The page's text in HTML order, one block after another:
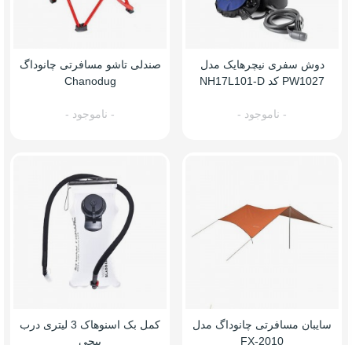
دوش سفری نیچرهایک مدل
PW1027 کد NH17L101-D
- ناموجود -
صندلی تاشو مسافرتی چانوداگ
Chanodug
- ناموجود -
سایبان مسافرتی چانوداگ مدل
FX-2010
کمل بک اسنوهاک 3 لیتری درب
پیجی